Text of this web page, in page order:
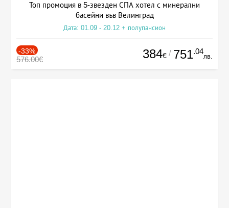
Топ промоция в 5-звезден СПА хотел с минерални
басейни във Велинград
Дата: 01.09 - 20.12 + полупансион
-33%
576.00€ 384€ / 751.04
лв.